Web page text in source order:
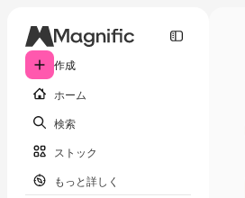
作成
ホーム
検索
ストック
もっと詳しく